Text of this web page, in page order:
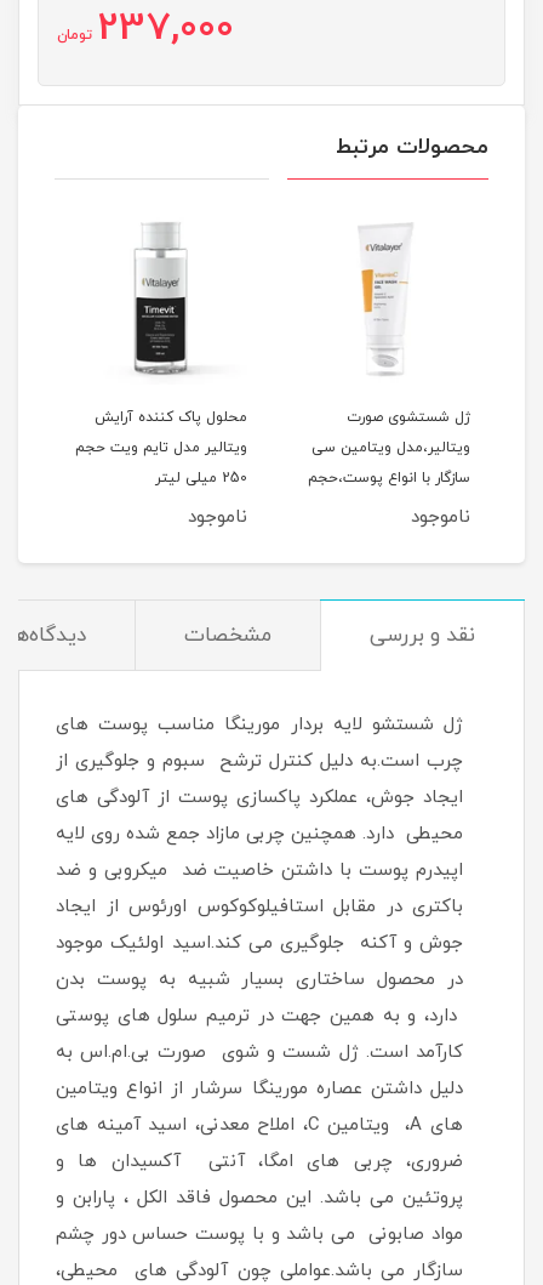
237,000 تومان
محصولات مرتبط
ژل شستشوی صورت
ویتالیر،مدل ویتامین سی
سازگار با انواع پوست،حجم
200 میلی‌لیتر
ناموجود
محلول پاک کننده آرایش
ویتالیر مدل تایم ویت حجم
250 میلی لیتر
ناموجود
نقد و بررسی مشخصات دیدگاه‌ها
ژل شستشو لایه بردار مورینگا مناسب پوست های
چرب است.به دلیل کنترل ترشح سبوم و جلوگیری از
ایجاد جوش، عملکرد پاکسازی پوست از آلودگی های
محیطی دارد. همچنین چربی مازاد جمع شده روی لایه
اپیدرم پوست با داشتن خاصیت ضد میکروبی و ضد
باکتری در مقابل استافیلوکوکوس اورئوس از ایجاد
جوش و آکنه جلوگیری می کند.اسید اولئیک موجود
در محصول ساختاری بسیار شبیه به پوست بدن
دارد، و به همین جهت در ترمیم سلول های پوستی
کارآمد است. ژل شست و شوی صورت بی.ام.اس به
دلیل داشتن عصاره مورینگا سرشار از انواع ویتامین
های A، ویتامین C، املاح معدنی، اسید آمینه های
ضروری، چربی های امگا، آنتی آکسیدان ها و
پروتئین می باشد. این محصول فاقد الکل ، پارابن و
مواد صابونی می باشد و با پوست حساس دور چشم
سازگار می باشد.عواملی چون آلودگی های محیطی،